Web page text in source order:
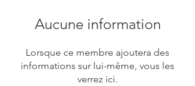
Aucune information
Lorsque ce membre ajoutera des
informations sur lui-même, vous les
verrez ici.